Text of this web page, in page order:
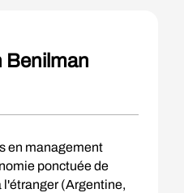
Benilman
en management
ponctuée de
l'étranger (Argentine,